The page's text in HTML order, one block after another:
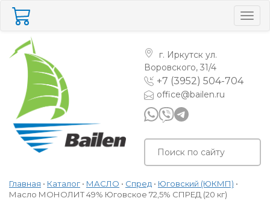
г. Иркутск ул.
Воровского, 31/4
+7 (3952) 504-704
office@bailen.ru
Главная • Каталог • МАСЛО • Спред • Юговский (ЮКМП) •
Масло МОНОЛИТ 49% Юговское 72,5% СПРЕД (20 кг)